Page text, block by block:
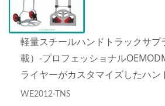
軽量スチールハンドトラックサプ
載）-プロフェッショナル
ライヤーがカスタマイズしたハン
WE2012-TNS